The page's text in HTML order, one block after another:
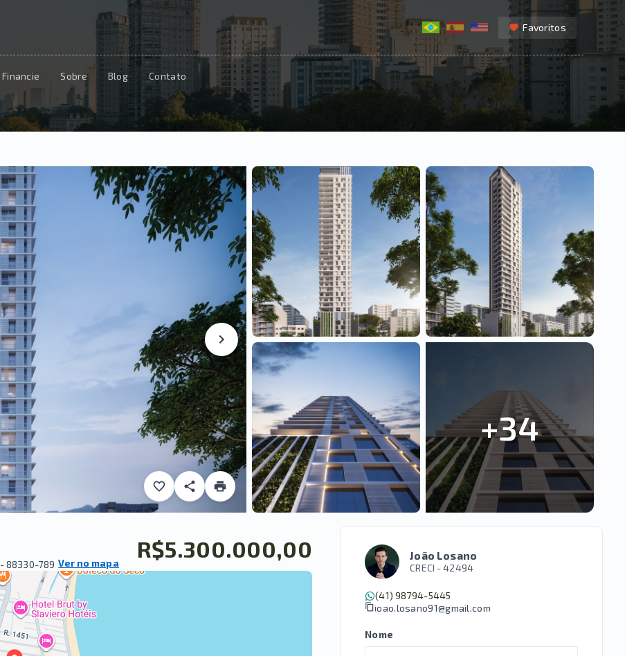
Favoritos
Financie Sobre Blog Contato
+34
- 88330-789 Ver no mapa
R$5.300.000,00 João Losano
CRECI -42494
(41) 98794-5445
joao.losano91@gmail.com
Nome